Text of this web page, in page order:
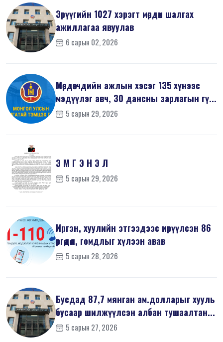
Эрүүгийн 1027 хэрэгт мөрдөн шалгах
ажиллагаа явуулав
6 сарын 02, 2026
Мөрдөгчдийн ажлын хэсэг 135 хүнээс
мэдүүлэг авч, 30 дансны зарлагын гү...
5 сарын 29, 2026
Э М Г Э Н Э Л
5 сарын 29, 2026
Иргэн, хуулийн этгээдээс ирүүлсэн 86
өргөдөл, гомдлыг хүлээн авав
5 сарын 28, 2026
Бусдад 87,7 мянган ам.долларыг хууль
бусаар шилжүүлсэн албан тушаалтан...
5 сарын 27, 2026